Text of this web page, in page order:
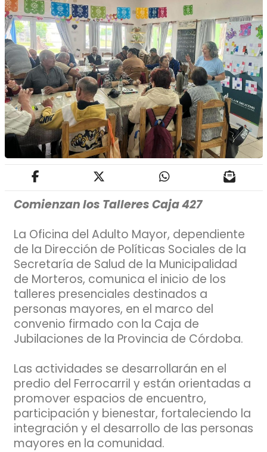
Comienzan los Talleres Caja 427
La Oficina del Adulto Mayor, dependiente
de la Dirección de Políticas Sociales de la
Secretaría de Salud de la Municipalidad
de Morteros, comunica el inicio de los
talleres presenciales destinados a
personas mayores, en el marco del
convenio firmado con la Caja de
Jubilaciones de la Provincia de Córdoba.
Las actividades se desarrollarán en el
predio del Ferrocarril y están orientadas a
promover espacios de encuentro,
participación y bienestar, fortaleciendo la
integración y el desarrollo de las personas
mayores en la comunidad.